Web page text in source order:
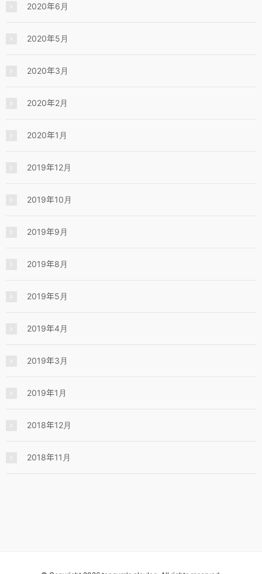
2020年6月
2020年5月
2020年3月
2020年2月
2020年1月
2019年12月
2019年10月
2019年9月
2019年8月
2019年5月
2019年4月
2019年3月
2019年1月
2018年12月
2018年11月